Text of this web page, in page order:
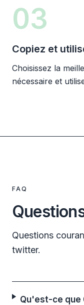
03
Copiez et
Choisissez la
nécessaire et
FAQ
Questions
twitter.
Qu'est-ce que